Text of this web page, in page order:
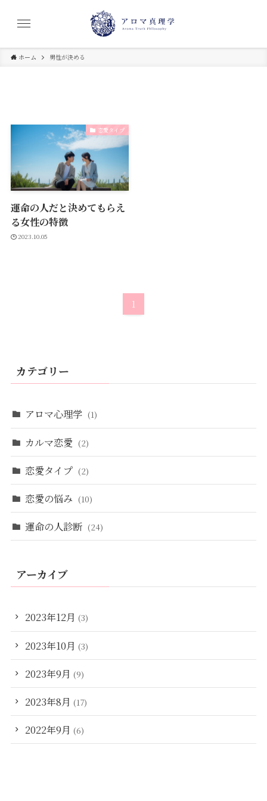
ホーム 男性が決める
恋愛タイプ
運命の人だと決めてもらえ
る女性の特徴
2023.10.05
1
カテゴリー
アロマ心理学 (1)
カルマ恋愛 (2)
恋愛タイプ (2)
恋愛の悩み (10)
運命の人診断 (24)
アーカイブ
2023年12月 (3)
2023年10月 (3)
2023年9月 (9)
2023年8月 (17)
2022年9月 (6)